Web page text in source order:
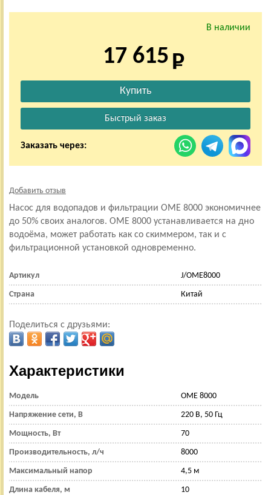
В наличии
17 615
Заказать через:
Добавить отзыв
Насос для водопадов и фильтрации OME 8000 экономичнее
до 50% своих аналогов. OME 8000 устанавливается на дно
водоёма, может работать как со скиммером, так и с
фильтрационной установкой одновременно.
Артикул J/OME8000
Страна Китай
Поделиться с друзьями:
Характеристики
Модель OME 8000
Напряжение сети, В 220 В, 50 Гц
Мощность, Вт 70
Производительность, л/ч 8000
Максимальный напор 4,5 м
Длина кабеля, м 10